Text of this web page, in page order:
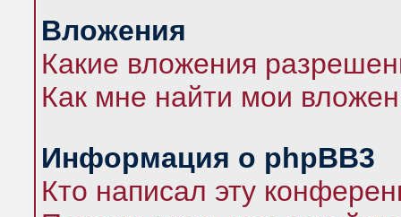
Вложения
Какие вложения
Как мне найти мои
Информация о phpBB3
Кто написал эту